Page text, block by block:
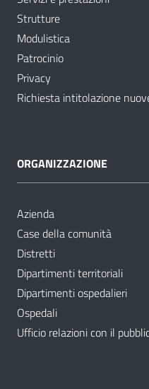
Strutture
Modulistica
Patrocinio
Privacy
Richiesta intitolazione
ORGANIZZAZIONE
Azienda
Case della comunità
Distretti
Dipartimenti territoriali
Dipartimenti ospedalieri
Ospedali
Ufficio relazioni con il